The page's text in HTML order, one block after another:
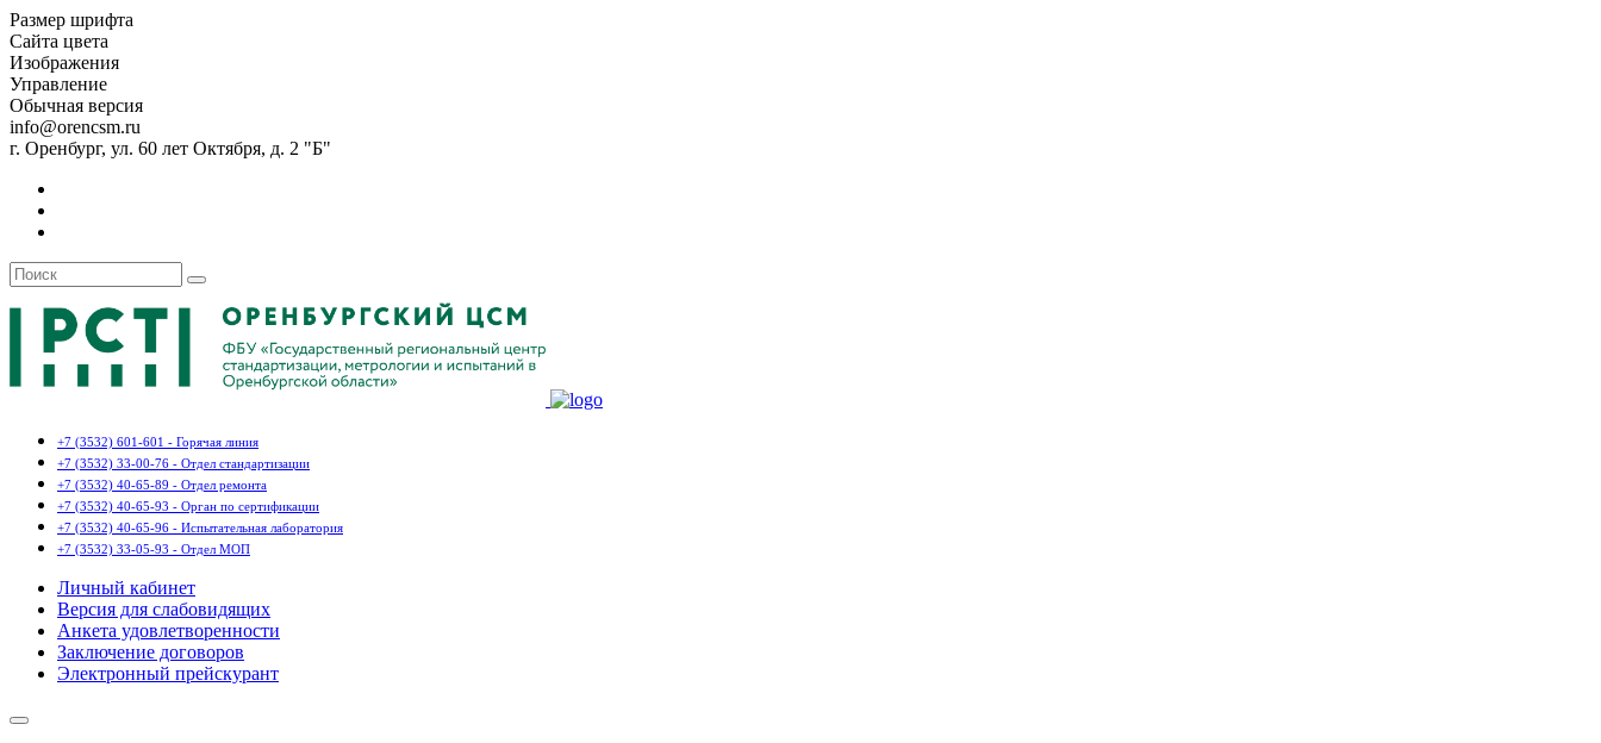
Размер шрифта
Сайта цвета
Изображения
Управление
Обычная версия
info@orencsm.ru
г. Оренбург, ул. 60 лет Октября, д. 2 "Б"
+7 (3532) 601-601 - Горячая линия
+7 (3532) 33-00-76 - Отдел стандартизации
+7 (3532) 40-65-89 - Отдел ремонта
+7 (3532) 40-65-93 - Орган по сертификации
+7 (3532) 40-65-96 - Испытательная лаборатория
+7 (3532) 33-05-93 - Отдел МОП
Личный кабинет
Версия для слабовидящих
Анкета удовлетворенности
Заключение договоров
Электронный прейскурант